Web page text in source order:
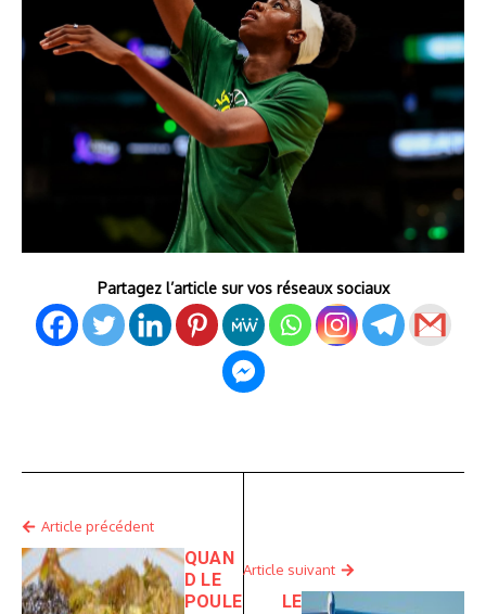
Partagez l’article sur vos réseaux sociaux
Article précédent
QUAN
D LE
POULE
Article suivant
LE